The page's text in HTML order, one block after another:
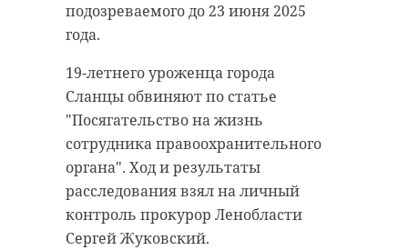
подозреваемого до 23 июня 2025
года.
19-летнего уроженца города
Сланцы обвиняют по статье
"Посягательство на жизнь
сотрудника правоохранительного
органа". Ход и результаты
расследования взял на личный
контроль прокурор Ленобласти
Сергей Жуковский.